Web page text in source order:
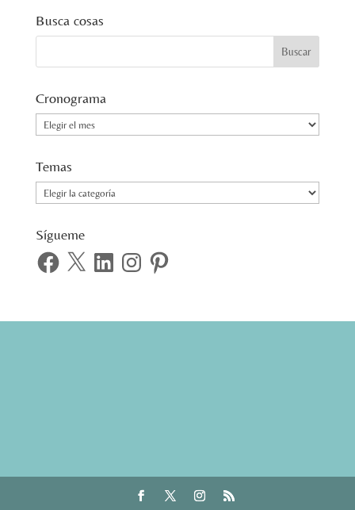
Busca cosas
Cronograma
Cronograma
Temas
Temas
Sígueme
Facebook
X LinkedInInstagramPinterest